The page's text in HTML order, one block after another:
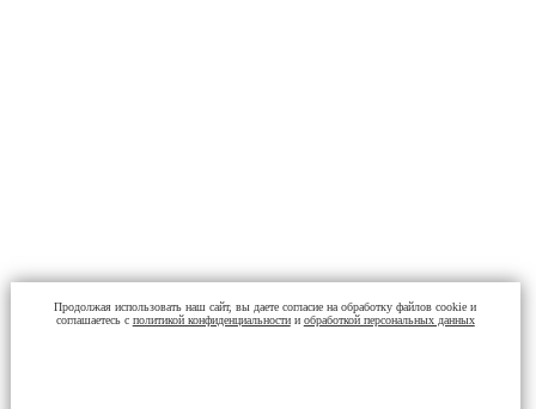
Продолжая использовать наш сайт, вы даете согласие на обработку файлов cookie и
соглашаетесь с политикой конфиденциальностии обработкой персональных данных